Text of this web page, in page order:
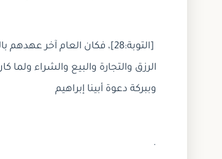
[التوبة:28]، فكان العام
الرزق والتجارة والبيع والشراء
وببركة دعوة أبينا إبراهيم
.